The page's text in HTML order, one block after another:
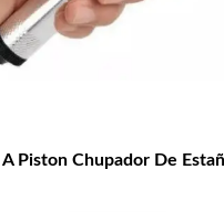
A Piston Chupador De